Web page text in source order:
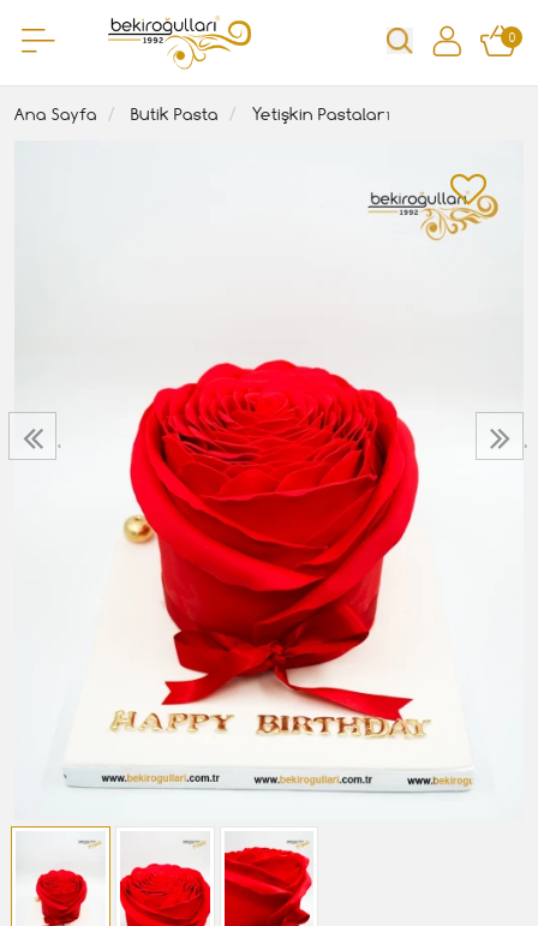
0
Ana Sayfa Butik Pasta Yetişkin Pastaları
‹ ›